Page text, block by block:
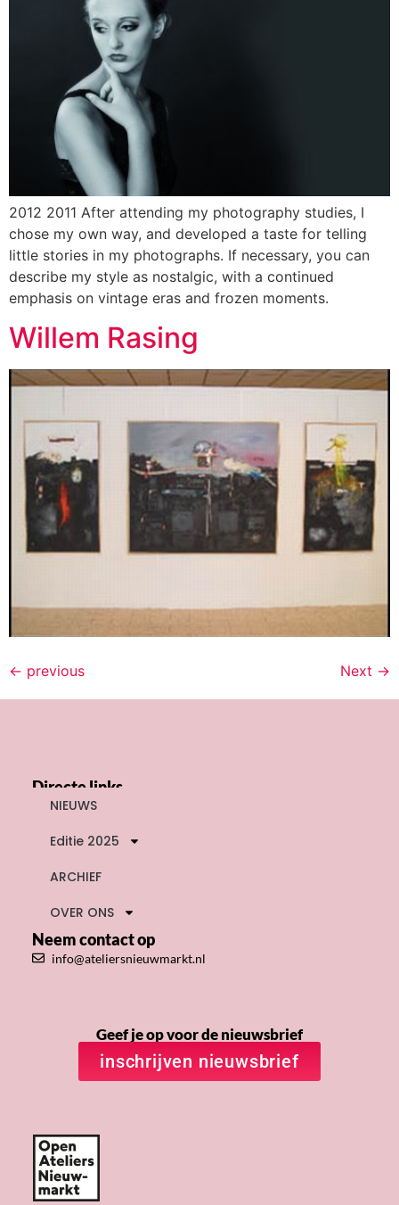
2012 2011 After attending my photography studies, I
chose my own way, and developed a taste for telling
little stories in my photographs. If necessary, you can
describe my style as nostalgic, with a continued
emphasis on vintage eras and frozen moments.
Willem Rasing
← previous Next →
Directe links
NIEUWS
Editie 2025
ARCHIEF
OVER ONS
Neem contact op
info@ateliersnieuwmarkt.nl
Geef je op voor de nieuwsbrief
inschrijven nieuwsbrief